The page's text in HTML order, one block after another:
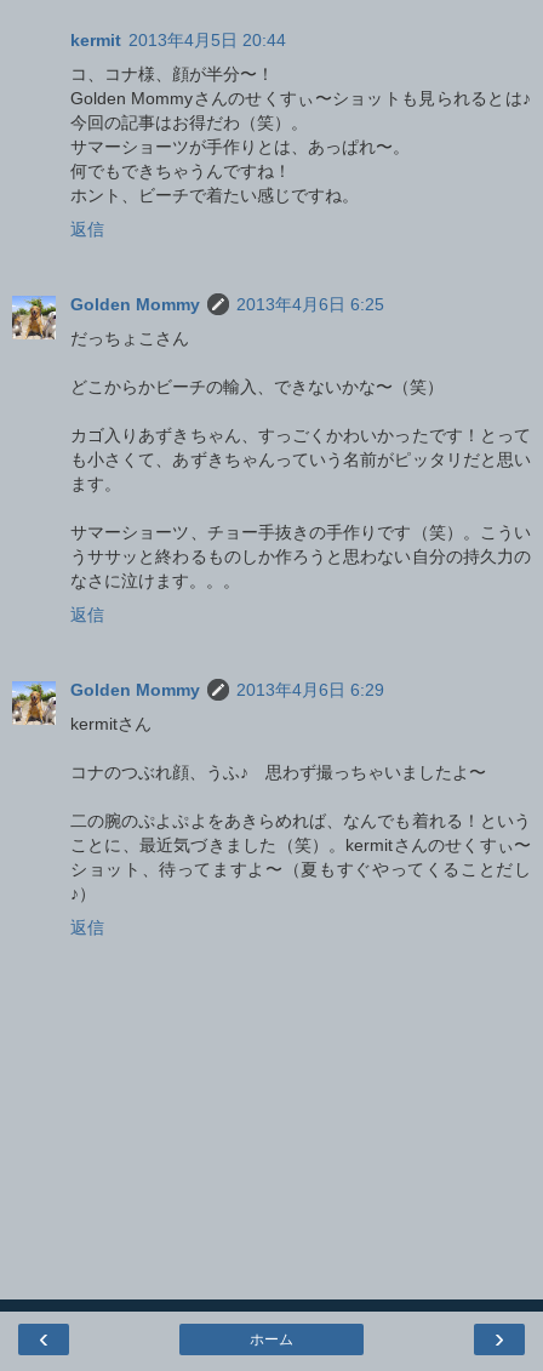
kermit 2013年4月5日 20:44
コ、コナ様、顔が半分〜！
Golden Mommyさんのせくすぃ〜ショットも見られるとは♪
今回の記事はお得だわ（笑）。
サマーショーツが手作りとは、あっぱれ〜。
何でもできちゃうんですね！
ホント、ビーチで着たい感じですね。
返信
Golden Mommy
2013年4月6日 6:25
だっちょこさん
どこからかビーチの輸入、できないかな〜（笑）
カゴ入りあずきちゃん、すっごくかわいかったです！とって
も小さくて、あずきちゃんっていう名前がピッタリだと思い
ます。
サマーショーツ、チョー手抜きの手作りです（笑）。こうい
うササッと終わるものしか作ろうと思わない自分の持久力の
なさに泣けます。。。
返信
Golden Mommy
2013年4月6日 6:29
kermitさん
コナのつぶれ顔、うふ♪ 思わず撮っちゃいましたよ〜
二の腕のぷよぷよをあきらめれば、なんでも着れる！という
ことに、最近気づきました（笑）。kermitさんのせくすぃ〜
ショット、待ってますよ〜（夏もすぐやってくることだし
♪）
返信
‹ ›
ホーム